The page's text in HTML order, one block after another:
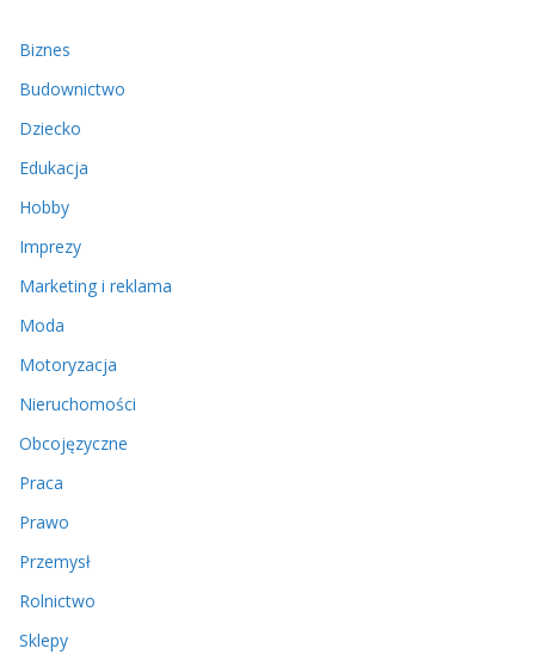
Biznes
Budownictwo
Dziecko
Edukacja
Hobby
Imprezy
Marketing i reklama
Moda
Motoryzacja
Nieruchomości
Obcojęzyczne
Praca
Prawo
Przemysł
Rolnictwo
Sklepy